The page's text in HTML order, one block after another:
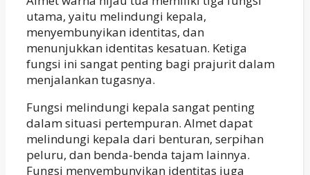
utama, yaitu melindungi kepala,
menyembunyikan identitas, dan
menunjukkan identitas kesatuan. Ketiga
fungsi ini sangat penting bagi prajurit dalam
menjalankan tugasnya.
Fungsi melindungi kepala sangat penting
dalam situasi pertempuran. Almet dapat
melindungi kepala dari benturan, serpihan
peluru, dan benda-benda tajam lainnya.
Fungsi menyembunyikan identitas juga